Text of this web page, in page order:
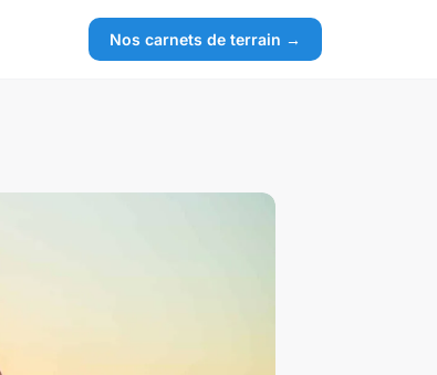
Nos carnets de terrain →